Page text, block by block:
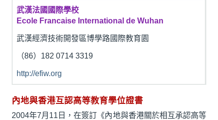
武漢法國國際學校
Ecole Francaise International de Wuhan
武漢經濟技術開發區博學路國際教育園
（86）182 0714 3319
http://efiw.org
內地與香港互認高等教育學位證書
2004年7月11日，在簽訂《內地與香港關於相互承認高等